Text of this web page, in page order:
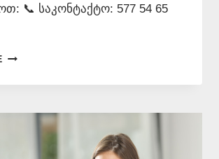
📞 საკონტაქტო: 577 54 65
ᲩᲘᲜᲣᲠᲐᲓ
ᲗᲐᲠᲒᲛᲜᲐ
54